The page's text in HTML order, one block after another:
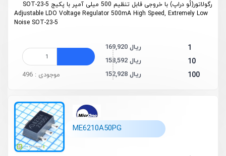
رگولاتور(لُو دراپ) با خروجی قابل تنظیم 500 میلی آمپر با پکیج SOT-23-5
Adjustable LDO Voltage Regulator 500mA High Speed, Extremely Low
Noise SOT-23-5
1 169,920 ریال
10 158,592 ریال
100 152,928 ریال موجودی : 496
ME6210A50PG